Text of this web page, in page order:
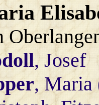
, Josef
, Maria